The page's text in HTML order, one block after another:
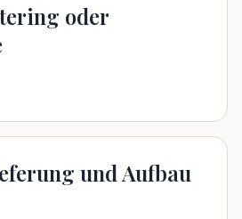
oder
und Aufbau